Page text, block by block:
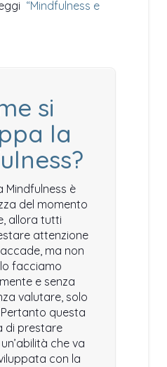
“Mindfulness e
si
la
Mindfulness è
del momento
allora tutti
attenzione
ma non
facciamo
e senza
valutare, solo
questa
di prestare
che va
con la